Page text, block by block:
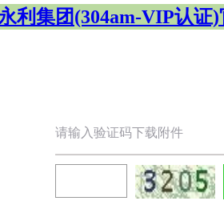
利集团(304am-VIP认
请输入验证码下载附件